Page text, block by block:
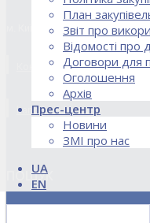
План
Звіт про
Відомості про
Договори для
Оголошення
Архів
Прес-центр
Новини
ЗМІ про нас
UA
EN
м. Київ, вул. Кирилівська, 85
Контакти договірного
kanc@uie.kiev.ua
ПОШУК